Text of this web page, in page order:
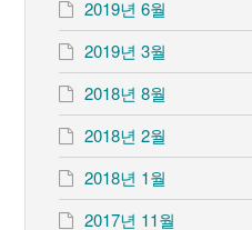
2019년 6월
2019년 3월
2018년 8월
2018년 2월
2018년 1월
2017년 11월